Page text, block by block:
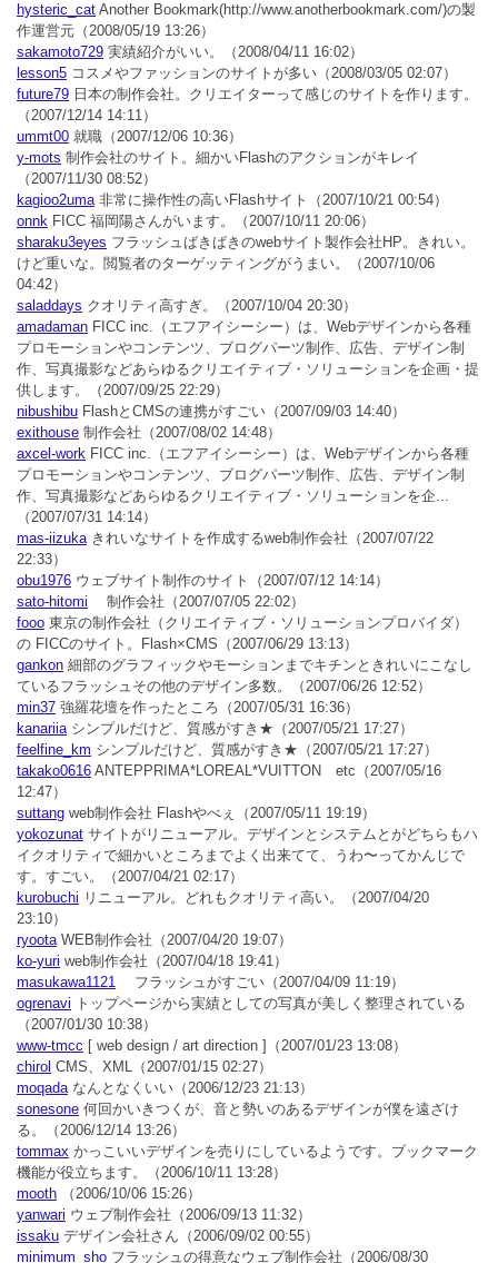
hysteric_cat Another Bookmark(http://www.anotherbookmark.com/)の製
作運営元 （2008/05/19 13:26）
sakamoto729 実績紹介がいい。
（2008/04/11 16:02）
lesson5 コスメやファッションのサイトが多い （2008/03/05 02:07）
future79 日本の制作会社。クリエイターって感じのサイトを作ります。
（2007/12/14 14:11）
ummt00 就職 （2007/12/06 10:36）
y-mots 制作会社のサイト。細かいFlashのアクションがキレイ
（2007/11/30 08:52）
kagioo2uma非常に操作性の高いFlashサイト
（2007/10/21 00:54）
onnk FICC 福岡陽さんがいます。
（2007/10/11 20:06）
sharaku3eyes フラッシュばきばきのwebサイト製作会社HP。きれい。
けど重いな。閲覧者のターゲッティングがうまい。
（2007/10/06
04:42）
saladdays クオリティ高すぎ。
（2007/10/04 20:30）
amadaman FICC inc.（エフアイシーシー）は、Webデザインから各種
プロモーションやコンテンツ、ブログパーツ制作、広告、デザイン制
作、写真撮影などあらゆるクリエイティブ・ソリューションを企画・提
供します。
（2007/09/25 22:29）
nibushibu FlashとCMSの連携がすごい （2007/09/03 14:40）
exithouse 制作会社 （2007/08/02 14:48）
axcel-work FICC inc.（エフアイシーシー）は、Webデザインから各種
プロモーションやコンテンツ、ブログパーツ制作、広告、デザイン制
作、写真撮影などあらゆるクリエイティブ・ソリューションを企...
（2007/07/31 14:14）
mas-iizukaきれいなサイトを作成するweb制作会社 （2007/07/22
22:33）
obu1976 ウェブサイト制作のサイト
（2007/07/12 14:14）
sato-hitomi 制作会社 （2007/07/05 22:02）
fooo 東京の制作会社（クリエイティブ・ソリューションプロバイダ）
の FICCのサイト。Flash×CMS （2007/06/29 13:13）
gankon 細部のグラフィックやモーションまでキチンときれいにこなし
ているフラッシュその他のデザイン多数。
（2007/06/26 12:52）
min37 強羅花壇を作ったところ （2007/05/31 16:36）
kanariiaシンプルだけど、質感がすき★ （2007/05/21 17:27）
feelfine_km シンプルだけど、質感がすき★ （2007/05/21 17:27）
takako0616 ANTEPPRIMA*LOREAL*VUITTON etc （2007/05/16
12:47）
suttang web制作会社 Flashやべぇ
（2007/05/11 19:19）
yokozunat サイトがリニューアル。デザインとシステムとがどちらもハ
イクオリティで細かいところまでよく出来てて、うわ〜ってかんじで
す。すごい。
（2007/04/21 02:17）
kurobuchi リニューアル。どれもクオリティ高い。
（2007/04/20
23:10）
ryootaWEB制作会社 （2007/04/20 19:07）
ko-yuri web制作会社 （2007/04/18 19:41）
masukawa1121 フラッシュがすごい （2007/04/09 11:19）
ogrenavi トップページから実績としての写真が美しく整理されている
（2007/01/30 10:38）
www-tmcc [ web design / art direction ]
（2007/01/23 13:08）
chirol CMS、XML （2007/01/15 02:27）
moqadaなんとなくいい （2006/12/23 21:13）
sonesone 何回かいきつくが、音と勢いのあるデザインが僕を遠ざけ
る。
（2006/12/14 13:26）
tommax かっこいいデザインを売りにしているようです。ブックマーク
機能が役立ちます。
（2006/10/11 13:28）
mooth
（2006/10/06 15:26）
yanwari ウェブ制作会社 （2006/09/13 11:32）
issaku デザイン会社さん （2006/09/02 00:55）
minimum_sho フラッシュの得意なウェブ制作会社 （2006/08/30